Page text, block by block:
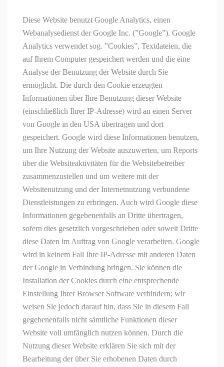
Diese Website benutzt Google Analytics, einen
Webanalysedienst der Google Inc. (”Google”). Google
Analytics verwendet sog. ”Cookies”, Textdateien, die
auf Ihrem Computer gespeichert werden und die eine
Analyse der Benutzung der Website durch Sie
ermöglicht. Die durch den Cookie erzeugten
Informationen über Ihre Benutzung dieser Website
(einschließlich Ihrer IP-Adresse) wird an einen Server
von Google in den USA übertragen und dort
gespeichert. Google wird diese Informationen benutzen,
um Ihre Nutzung der Website auszuwerten, um Reports
über die Websiteaktivitäten für die Websitebetreiber
zusammenzustellen und um weitere mit der
Websitenutzung und der Internetnutzung verbundene
Dienstleistungen zu erbringen. Auch wird Google diese
Informationen gegebenenfalls an Dritte übertragen,
sofern dies gesetzlich vorgeschrieben oder soweit Dritte
diese Daten im Auftrag von Google verarbeiten. Google
wird in keinem Fall Ihre IP-Adresse mit anderen Daten
der Google in Verbindung bringen. Sie können die
Installation der Cookies durch eine entsprechende
Einstellung Ihrer Browser Software verhindern; wir
weisen Sie jedoch darauf hin, dass Sie in diesem Fall
gegebenenfalls nicht sämtliche Funktionen dieser
Website voll umfänglich nutzen können. Durch die
Nutzung dieser Website erklären Sie sich mit der
Bearbeitung der über Sie erhobenen Daten durch